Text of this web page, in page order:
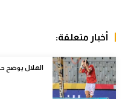
الدوري الإسباني
دوري أبطال أوروبا
القسم الثاني
أخبار متعلقة:
الهلال يوضح